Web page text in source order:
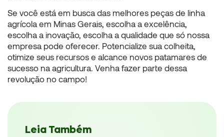
Se você está em busca das melhores peças de linha
agrícola em Minas Gerais, escolha a excelência,
escolha a inovação, escolha a qualidade que só nossa
empresa pode oferecer. Potencialize sua colheita,
otimize seus recursos e alcance novos patamares de
sucesso na agricultura. Venha fazer parte dessa
revolução no campo!
Leia Também